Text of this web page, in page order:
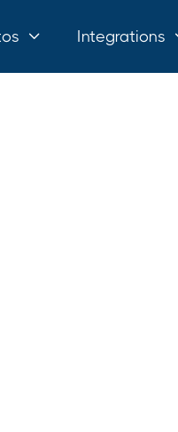
 Integrations